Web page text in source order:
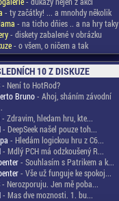
- ty začátky! ... a mnohdy několik
- na ticho dňies .. a na hry taky
- diskety zabalené v obrázku
- o všem, o ničem a tak
10 Z DISKUZE
- Není to HotRod?
Bruno- Ahoj, sháním závodní
- Zdravim, hledam hru, kte...
- DeepSeek našel pouze toh...
- Hledám logickou hru z C6...
- Mdlý PCH má odzkoušený R...
- Souhlasím s Patrikem a k...
- Vše už funguje ke spokoj...
- Nerozporuju. Jen mě poba...
- Mas dve moznosti. 1. bu...